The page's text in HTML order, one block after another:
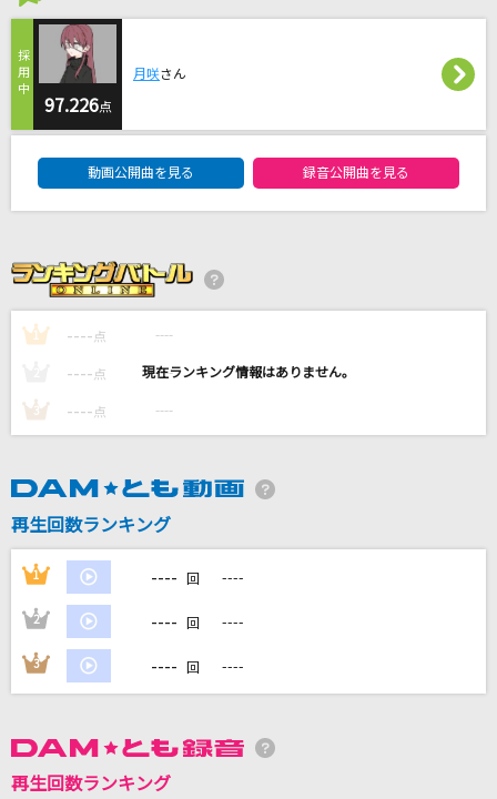
[良音]本能
椎名林檎
Breathless
ダーリン
Mrs. GREEN APPLE
五番街のマリーへ
高橋真梨子
Attack it!
嵐(アラシ)
[生音]Family Song
インザバックルーム
DAMの新曲・ランキングなど
97.226点
月咲さん
動画公開曲を見る 録音公開曲を見る
1 ---- 点 ----
---- 点 ----
3 ---- 点 ----
再生回数ランキング
1 ---- 回 ----
2 ---- 回 ----
3 ---- 回 ----
再生回数ランキング